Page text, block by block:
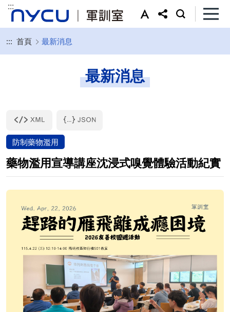
:::
::: 首頁 最新消息
最新消息
防制藥物濫用
藥物濫用宣導講座沈浸式嗅覺體驗活動紀實